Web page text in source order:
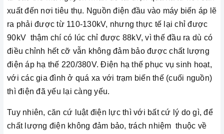
xuất đến nơi tiêu thụ. Nguồn điện đầu vào máy biến áp lẽ
ra phải được từ 110-130kV, nhưng thực tế lại chỉ được
90kV thậm chí có lúc chỉ được 88kV, vì thế đầu ra dù có
điều chỉnh hết cỡ vẫn không đảm bảo được chất lượng
điện áp hạ thế 220/380V. Điện hạ thế phục vụ sinh hoạt,
với các gia đình ở quá xa với trạm biến thế (cuối nguồn)
thì điện đã yếu lại càng yếu.
Tuy nhiên, căn cứ luật điện lực thì với bất cứ lý do gì, để
chất lượng điện không đảm bảo, trách nhiệm thuộc về